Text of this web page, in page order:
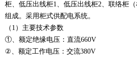
柜、低压出线柜1、低压出线柜2、联络柜
组成。采用柜式供配电系统。
（1）主要技术参数
①、额定绝缘电压：直流660V
②、额定工作电压：交流380V